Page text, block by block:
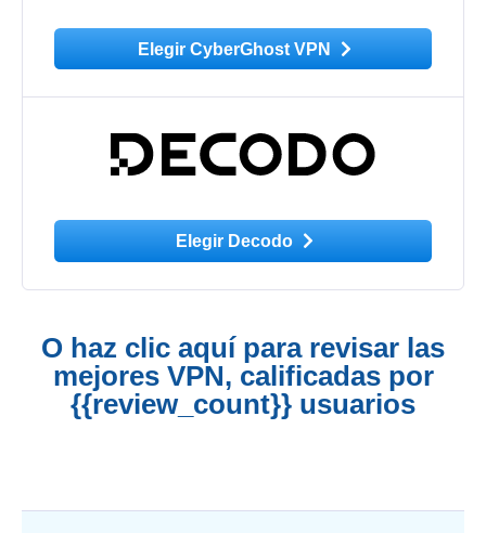
Elegir CyberGhost VPN
Elegir Decodo
O haz clic aquí para revisar las
mejores VPN, calificadas por
{{review_count}} usuarios